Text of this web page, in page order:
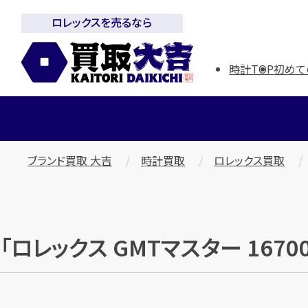
ロレックスを売るなら
時計TOP初め
ブランド買取 大吉 時計買取 ロレックス買取
「ロレックス GMTマスター